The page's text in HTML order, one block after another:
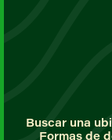
Buscar una
Formas de